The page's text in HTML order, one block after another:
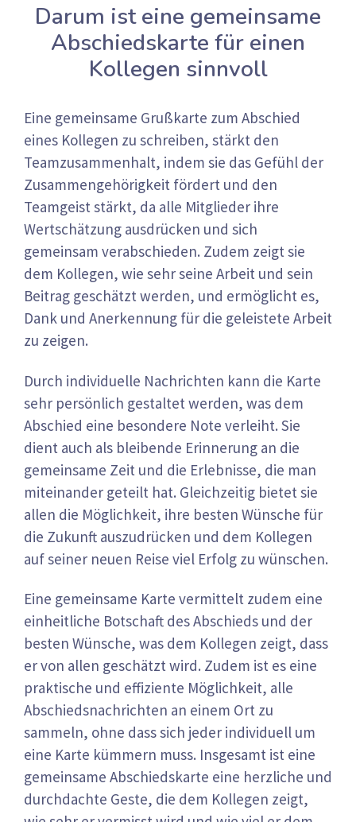
Darum ist eine gemeinsame
Abschiedskarte für einen
Kollegen sinnvoll
Eine gemeinsame Grußkarte zum Abschied
eines Kollegen zu schreiben, stärkt den
Teamzusammenhalt, indem sie das Gefühl der
Zusammengehörigkeit fördert und den
Teamgeist stärkt, da alle Mitglieder ihre
Wertschätzung ausdrücken und sich
gemeinsam verabschieden. Zudem zeigt sie
dem Kollegen, wie sehr seine Arbeit und sein
Beitrag geschätzt werden, und ermöglicht es,
Dank und Anerkennung für die geleistete Arbeit
zu zeigen.
Durch individuelle Nachrichten kann die Karte
sehr persönlich gestaltet werden, was dem
Abschied eine besondere Note verleiht. Sie
dient auch als bleibende Erinnerung an die
gemeinsame Zeit und die Erlebnisse, die man
miteinander geteilt hat. Gleichzeitig bietet sie
allen die Möglichkeit, ihre besten Wünsche für
die Zukunft auszudrücken und dem Kollegen
auf seiner neuen Reise viel Erfolg zu wünschen.
Eine gemeinsame Karte vermittelt zudem eine
einheitliche Botschaft des Abschieds und der
besten Wünsche, was dem Kollegen zeigt, dass
er von allen geschätzt wird. Zudem ist es eine
praktische und effiziente Möglichkeit, alle
Abschiedsnachrichten an einem Ort zu
sammeln, ohne dass sich jeder individuell um
eine Karte kümmern muss. Insgesamt ist eine
gemeinsame Abschiedskarte eine herzliche und
durchdachte Geste, die dem Kollegen zeigt,